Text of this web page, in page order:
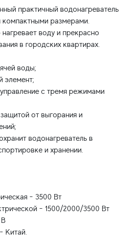
практичный водонагреватель
компактными размерами.
воду и прекрасно
в городских квартирах.
воды;
элемент;
с тремя режимами
от выгорания и
водонагреватель в
и хранении.
- 3500 Вт
- 1500/2000/3500 Вт
Китай.